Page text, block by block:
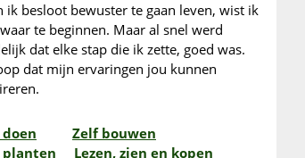
ik besloot bewuster te gaan leven, wist ik
te beginnen. Maar al snel werd
dat elke stap die ik zette, goed was.
dat mijn ervaringen jou kunnen
Zelf bouwen
planten
Lezen, zien en kopen